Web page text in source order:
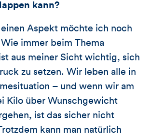
kann?
Aspekt möchte ich noch
immer beim Thema
aus meiner Sicht wichtig, sich
zu setzen. Wir leben alle in
– und wenn wir am
Kilo über Wunschgewicht
ist das sicher nicht
kann man natürlich